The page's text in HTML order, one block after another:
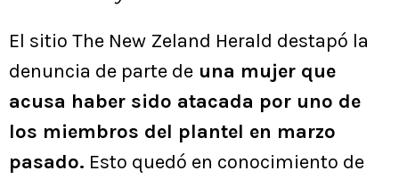
El sitio The New Zeland Herald destapó la
denuncia de parte de una mujer que
acusa haber sido atacada por uno de
los miembros del plantel en marzo
pasado. Esto quedó en conocimiento de